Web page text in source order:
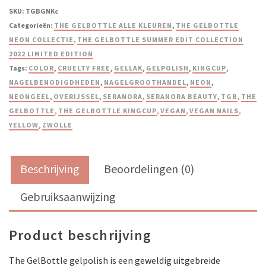
SKU: TGBGNKc
Categorieën: THE GELBOTTLE ALLE KLEUREN, THE GELBOTTLE
NEON COLLECTIE, THE GELBOTTLE SUMMER EDIT COLLECTION
2022 LIMITED EDITION
Tags: COLOR, CRUELTY FREE, GELLAK, GELPOLISH, KINGCUP,
NAGELBENODIGDHEDEN, NAGELGROOTHANDEL, NEON,
NEONGEEL, OVERIJSSEL, SERANORA, SERANORA BEAUTY, TGB, THE
GELBOTTLE, THE GELBOTTLE KINGCUP, VEGAN, VEGAN NAILS,
YELLOW, ZWOLLE
Beschrijving
Beoordelingen (0)
Gebruiksaanwijzing
Product beschrijving
The GelBottle gelpolish is een geweldig uitgebreide